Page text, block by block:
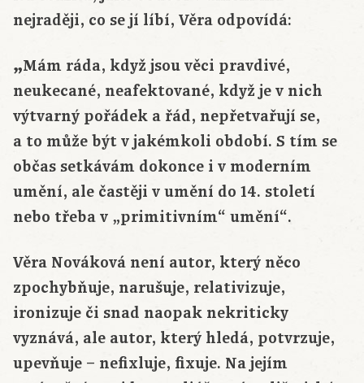
nejraději, co se jí líbí, Věra odpovídá:
„Mám ráda, když jsou věci pravdivé,
neukecané, neafektované, když je v nich
výtvarný pořádek a řád, nepřetvařují se,
a to může být v jakémkoli období. S tím se
občas setkávám dokonce i v moderním
umění, ale častěji v umění do 14. století
nebo třeba v „primitivním“ umění“.
Věra Nováková není autor, který něco
zpochybňuje, narušuje, relativizuje,
ironizuje či snad naopak nekriticky
vyznává, ale autor, který hledá, potvrzuje,
upevňuje – nefixluje, fixuje. Na jejím